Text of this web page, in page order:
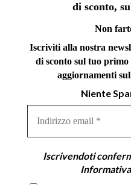
di sconto,
Non
Iscriviti alla nostra
di sconto sul tuo primo
aggiornamenti
Niente
email
Iscrivendoti